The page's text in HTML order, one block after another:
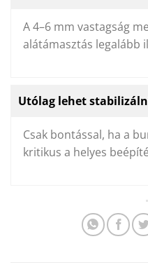
A 4–6 mm vastagság
alátámasztás legalább
Utólag lehet
Csak bontással, ha a
kritikus a helyes